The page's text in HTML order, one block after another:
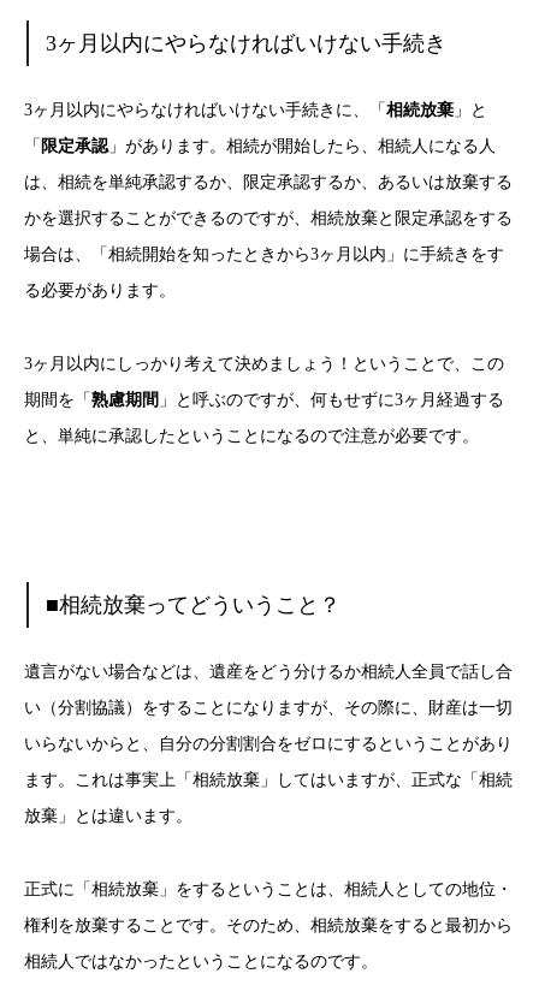
3ヶ月以内にやらなければいけない手続き
3ヶ月以内にやらなければいけない手続きに、「 相続放棄 」と
「 限定承認」があります。相続が開始したら、相続人になる人
は、相続を単純承認するか、限定承認するか、あるいは放棄する
かを選択することができるのですが、相続放棄と限定承認をする
場合は、「相続開始を知ったときから3ヶ月以内」に手続きをす
る必要があります。
3ヶ月以内にしっかり考えて決めましょう！ということで、この
期間を「 熟慮期間 」と呼ぶのですが、何もせずに3ヶ月経過する
と、単純に承認したということになるので注意が必要です。
■相続放棄ってどういうこと？
遺言がない場合などは、遺産をどう分けるか相続人全員で話し合
い（分割協議）をすることになりますが、その際に、財産は一切
いらないからと、自分の分割割合をゼロにするということがあり
ます。これは事実上「相続放棄」してはいますが、正式な「相続
放棄」とは違います。
正式に「相続放棄」をするということは、相続人としての地位・
権利を放棄することです。そのため、相続放棄をすると最初から
相続人ではなかったということになるのです。